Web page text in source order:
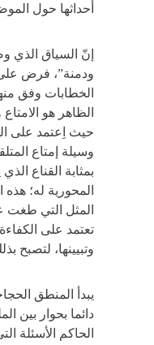
أحداثها حول
إنّ السياق الذي
ودمنة”، فرض على
الخطابات وفق
الظاهر هو
حيث اِعتمد على
وسيلة إمتاع
بمثابة القناع
المحورية له؛ هذه
المثل التي طغت
تعتمد على
وتبيينها، لتصبح
يبدأ المنطق
دائما بحوار بين
الحاكم الأسئلة